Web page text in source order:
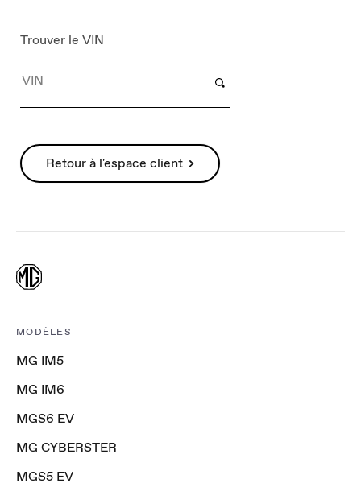
Trouver le VIN
Retour à l'espace client
MODÈLES
MG IM5
MG IM6
MGS6 EV
MG CYBERSTER
MGS5 EV